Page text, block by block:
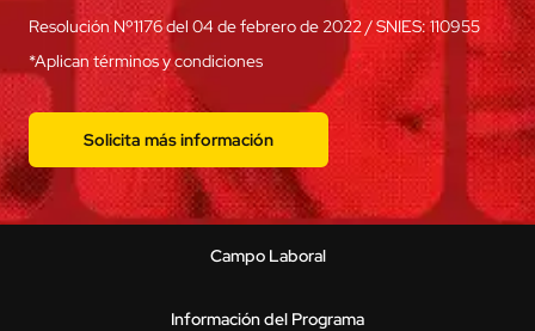
Resolución Nº1176 del 04 de febrero de 2022 / SNIES: 110955
*Aplican términos y condiciones
Solicita más información
Campo Laboral
Información del Programa